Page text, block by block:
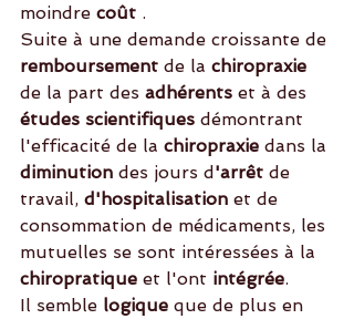
moindre coût .
Suite à une demande croissante de
remboursement de la chiropraxie
de la part des adhérents et à des
études scientifiques démontrant
l'efficacité de la chiropraxie dans la
diminution des jours d'arrêt de
travail, d'hospitalisation et de
consommation de médicaments, les
mutuelles se sont intéressées à la
chiropratique et l'ont intégrée.
Il semble logique que de plus en